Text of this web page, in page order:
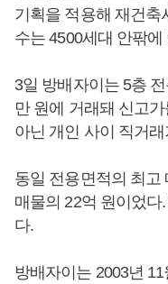
기획을 적용해 재건축
수는 4500세대 안팎에
3일 방배자이는 5층
만 원에 거래돼 신고
아닌 개인 사이 직거
동일 전용면적의 최고
매물의 22억 원이었다
다.
방배자이는 2003년